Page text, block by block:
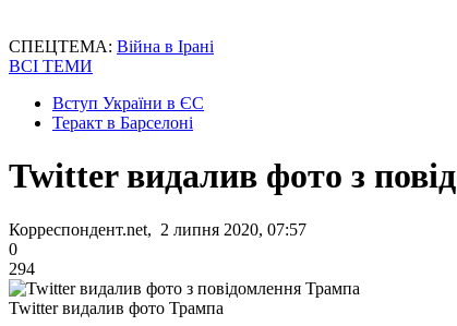
СПЕЦТЕМА: Війна в Ірані
ВСІ ТЕМИ
Вступ України в ЄС
Теракт в Барселоні
Twitter видалив фото з
Корреспондент.net, 2 липня 2020, 07:57
0
294
Twitter видалив фото Трампа